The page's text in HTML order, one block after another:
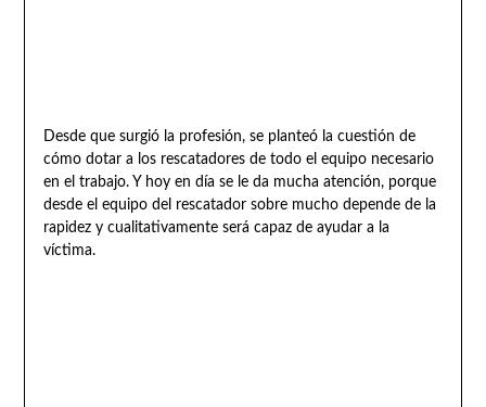
Desde que surgió la profesión, se planteó la cuestión de
cómo dotar a los rescatadores de todo el equipo necesario
en el trabajo. Y hoy en día se le da mucha atención, porque
desde el equipo del rescatador sobre mucho depende de la
rapidez y cualitativamente será capaz de ayudar a la
víctima.